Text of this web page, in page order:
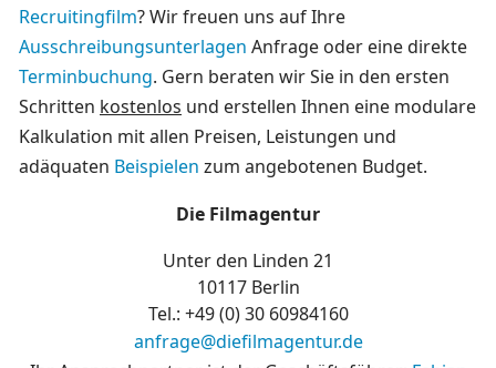
Recruitingfilm? Wir freuen uns auf Ihre
Ausschreibungsunterlagen Anfrage oder eine direkte
Terminbuchung. Gern beraten wir Sie in den ersten
Schritten kostenlos und erstellen Ihnen eine modulare
Kalkulation mit allen Preisen, Leistungen und
adäquaten Beispielen zum angebotenen Budget.
Die Filmagentur
Unter den Linden 21
10117 Berlin
Tel.: +49 (0)30 60984160
anfrage@diefilmagentur.de